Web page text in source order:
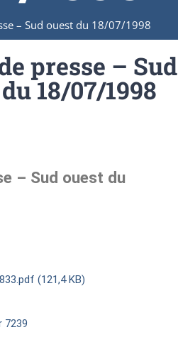
– Sud ouest du 18/07/1998
presse – Sud
18/07/1998
– Sud ouest du
(121,4 KB)
7239